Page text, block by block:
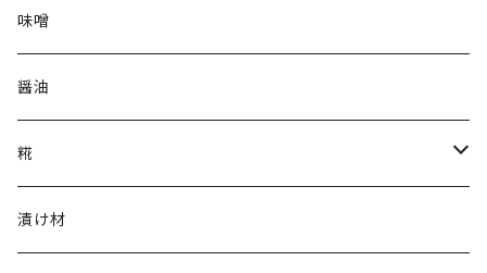
味噌
醤油
糀
乾燥米こうじ
漬け材